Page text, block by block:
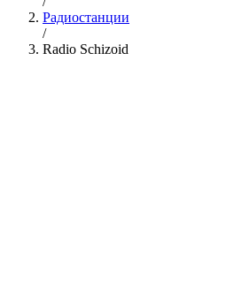
Радиостанции
/
Radio Schizoid